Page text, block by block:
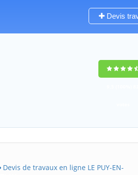
Devis
Devis de travaux en ligne LE PUY-EN-